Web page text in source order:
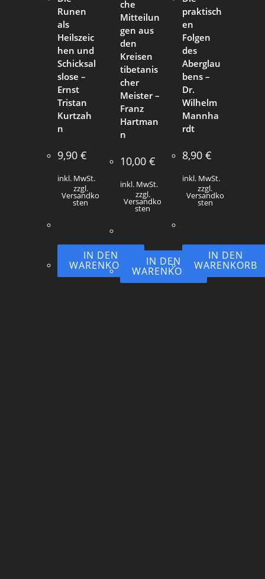
Runen
als
Heilszeic
hen und
Schicksal
slose –
Ernst
Tristan
Kurtzah
n
9,90€
inkl. MwSt.
zzgl.
Versandko
sten
IN DEN
WARENKORB
che
Mitteilun
gen aus
den
Kreisen
tibetanis
cher
Meister –
Franz
Hartman
n
10,00 €
inkl. MwSt.
zzgl.
Versandko
sten
IN DEN
WARENKORB
praktisch
en
Folgen
des
Aberglau
bens –
Dr.
Wilhelm
Mannha
rdt
8,90 €
inkl. MwSt.
zzgl.
Versandko
sten
IN DEN
WARENKORB